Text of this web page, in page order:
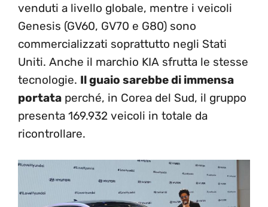
venduti a livello globale, mentre i veicoli
Genesis (GV60, GV70 e G80) sono
commercializzati soprattutto negli Stati
Uniti. Anche il marchio KIA sfrutta le stesse
tecnologie. Il guaio sarebbe di immensa
portata perché, in Corea del Sud, il gruppo
presenta 169.932 veicoli in totale da
ricontrollare.